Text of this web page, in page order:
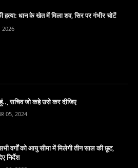
धान के खेत में मिला शव, सिर पर गंभीर चोटें
2026
हूं.., सचिव जो कहे उसे कर दीजिए
05, 2024
सभी वर्गों को आयु सीमा में मिलेगी तीन साल की छूट,
निर्देश